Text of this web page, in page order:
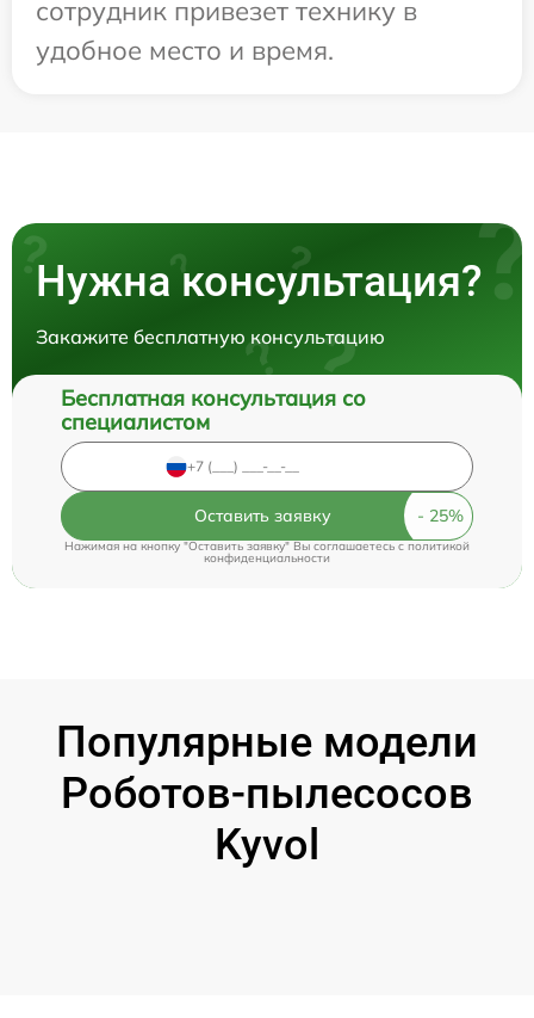
сотрудник привезет технику в
удобное место и время.
Нужна консультация?
Закажите бесплатную консультацию
Бесплатная консультация со
специалистом
Оставить заявку
Нажимая на кнопку "Оставить заявку" Вы соглашаетесь cполитикой
конфиденциальности
Популярные модели
Роботов-пылесосов
Kyvol